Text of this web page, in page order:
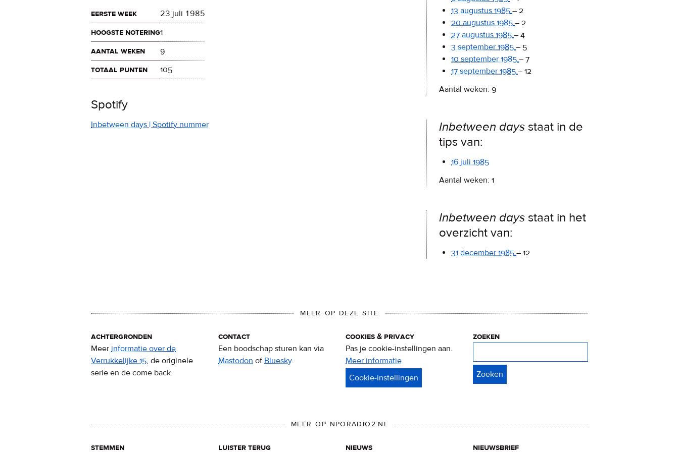
eerste week
23 juli 1985
hoogste notering1
aantal weken
9
totaal punten
105
Spotify
Inbetween days | Spotify nummer
13 augustus 1985 – 2
20 augustus 1985 – 2
27 augustus 1985 – 4
3 september 1985 – 5
10 september 1985 – 7
17 september 1985 – 12
Aantal weken: 9
Inbetween days staat in de
tips van:
16 juli 1985
Aantal weken: 1
Inbetween days staat in het
overzicht van:
31 december 1985 – 12
MEER OP DEZE SITE
achtergronden
Meer informatie over de
Verrukkelijke 15, de originele
serie en de come back.
contact
Een boodschap sturen kan via
Mastodon ofBluesky.
cookies & privacy
Pas je cookie-instellingen aan.
Meer informatie
&
zoeken
MEER OP NPORADIO2.NL
stemmen luister terug nieuws nieuwsbrief